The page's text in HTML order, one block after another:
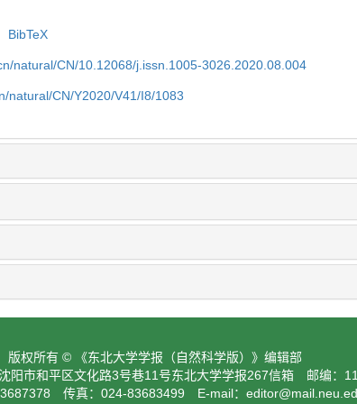
BibTeX
natural/CN/10.12068/j.issn.1005-3026.2020.08.004
natural/CN/Y2020/V41/I8/1083
版权所有 © 《东北大学学报（自然科学版）》编辑部
阳市和平区文化路3号巷11号东北大学学报267信箱 邮编：
传真：024-83683499 E-mail：